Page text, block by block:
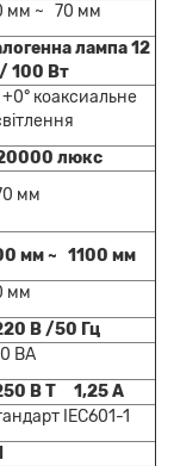
мм ~ 70 мм
лампа 12
100 Вт
+0° коаксиальне
люкс
мм
мм ~ 1100 мм
мм
В /50 Гц
ВА
В T 1,25 A
IEC601-1